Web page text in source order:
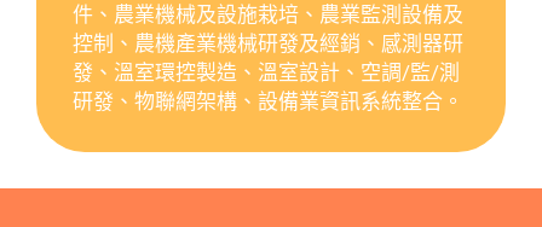
件、農業機械及設施栽培、農業監測設備及
控制、農機產業機械研發及經銷、感測器研
發、溫室環控製造、溫室設計、空調/監/測
研發、物聯網架構、設備業資訊系統整合。